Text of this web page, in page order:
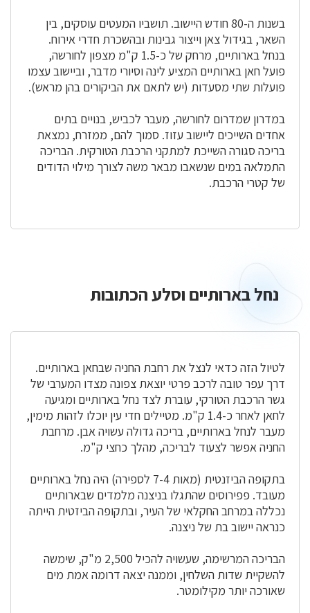
בשנות ה-80 חודש היישוב. תושביו המעטים עוסקים, בין
השאר, בגידול צאן וייצור גבינות ובהשכרת חדרי אירוח.
בנחל בארותיים, מרחק של כ-1.5 ק"מ מצפון לחורשה,
פועל חאן בארותיים המציע לינה וסיורי מדבר, וביישוב עצמו
פועלות שתי מסעדות (יש לתאם את הביקורים בהן מראש).
במדרון שמדרום לחורשה, מעבר לכביש, בנויים בתים
אחדים השייכים ליישוב עזוז. סמוך להם, ממזרח, נמצאת
בריכה סגורה השייכת למתקני הרכבת הטורקית. הבריכה
התמלאה במים שנשאבו מבאר משה לצורך מילוי הדודים
של קטרי הרכבת.
נחל בארותיים וסלע הכתובות
לטיול הזה כדאי לנצל את רחבת החניה שבחאן בארותיים.
דרך עפר טובה לרכב פרטי יוצאת צפונה מצדו המערבי של
גשר הרכבת הטורקי, עוברת לצד נחל בארותיים ומגיעה
לחאן לאחר כ-1.4 ק"מ. מטיילים חדי עין יוכלו לזהות מימין,
מעבר לנחל בארותיים, בריכה גדולה עשויה אבן. מרחבת
החניה אפשר לצעוד לבריכה, מהלך כחצי ק"מ.
בתקופה הביזנטית (מאות 7-4 לספירה) היה נחל בארותיים
מעובד. פפירוסים שהתגלו בניצנה מלמדים שבארותיים
נכללה במרחב החקלאי של העיר, ובתקופה הביזטית הייתה
כנראה יישוב בת של ניצנה.
הבריכה המרשימה, שעשויה להכיל 2,500 מ"ק, שימשה
להשקיית שדות השלחין, וממנה יצאה דרומה אמת מים
שאורכה יותר מקילומטר.